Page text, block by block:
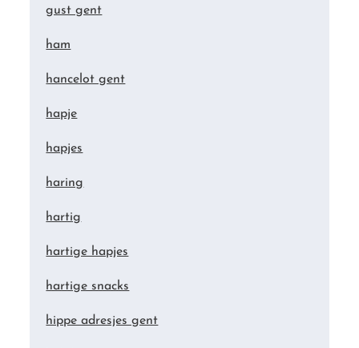
gust gent
ham
hancelot gent
hapje
hapjes
haring
hartig
hartige hapjes
hartige snacks
hippe adresjes gent